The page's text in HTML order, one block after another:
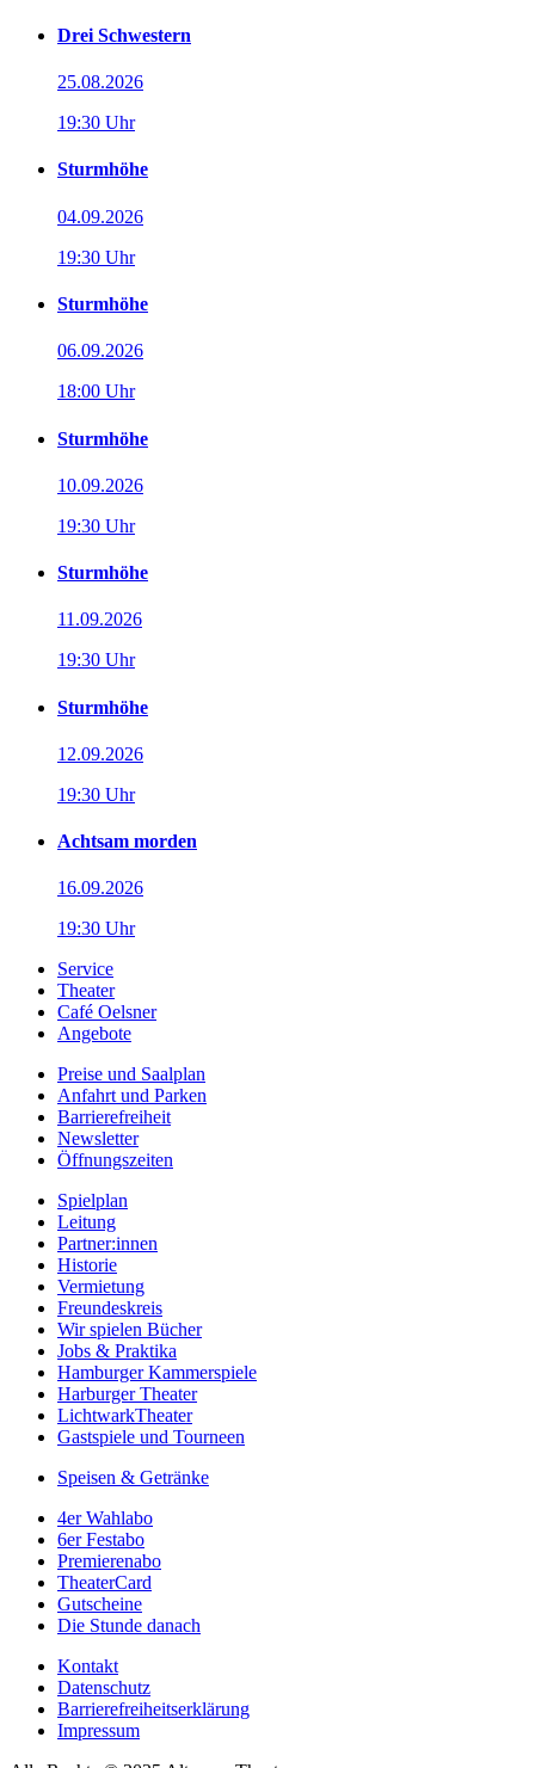
Drei Schwestern
25.08.2026
19:30 Uhr
Sturmhöhe
04.09.2026
19:30 Uhr
Sturmhöhe
06.09.2026
18:00 Uhr
Sturmhöhe
10.09.2026
19:30 Uhr
Sturmhöhe
11.09.2026
19:30 Uhr
Sturmhöhe
12.09.2026
19:30 Uhr
Achtsam morden
16.09.2026
19:30 Uhr
Service
Theater
Café Oelsner
Angebote
Preise und Saalplan
Anfahrt und Parken
Barrierefreiheit
Newsletter
Öffnungszeiten
Spielplan
Leitung
Partner:innen
Historie
Vermietung
Freundeskreis
Wir spielen Bücher
Jobs & Praktika
Hamburger Kammerspiele
Harburger Theater
LichtwarkTheater
Gastspiele und Tourneen
Speisen & Getränke
4er Wahlabo
6er Festabo
Premierenabo
TheaterCard
Gutscheine
Die Stunde danach
Kontakt
Datenschutz
Barrierefreiheitserklärung
Impressum